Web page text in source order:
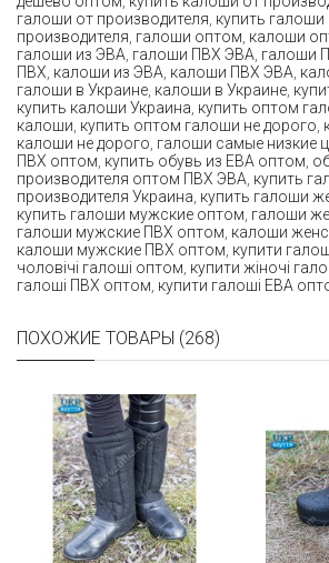
галоши от производителя купить
производителя галоши оптом калоши
галоши из ЭВА галоши ПВХ ЭВА галоши
ПВХ калоши из ЭВА калоши ПВХ ЭВА
галоши в Украине калоши в Украине
купить калоши Украина купить оптом
калоши купить оптом галоши не дорого
калоши не дорого галоши самые низкие
ПВХ оптом купить обувь из ЕВА оптом
производителя оптом ПВХ ЭВА купить
производителя Украина купить галоши
купить галоши мужские оптом галоши
галоши мужские ПВХ оптом калоши
калоши мужские ПВХ оптом купити
чоловічі галоші оптом купити жіночі
галоші ПВХ оптом купити галоші ЕВА
ПОХОЖИЕ ТОВАРЫ (268)